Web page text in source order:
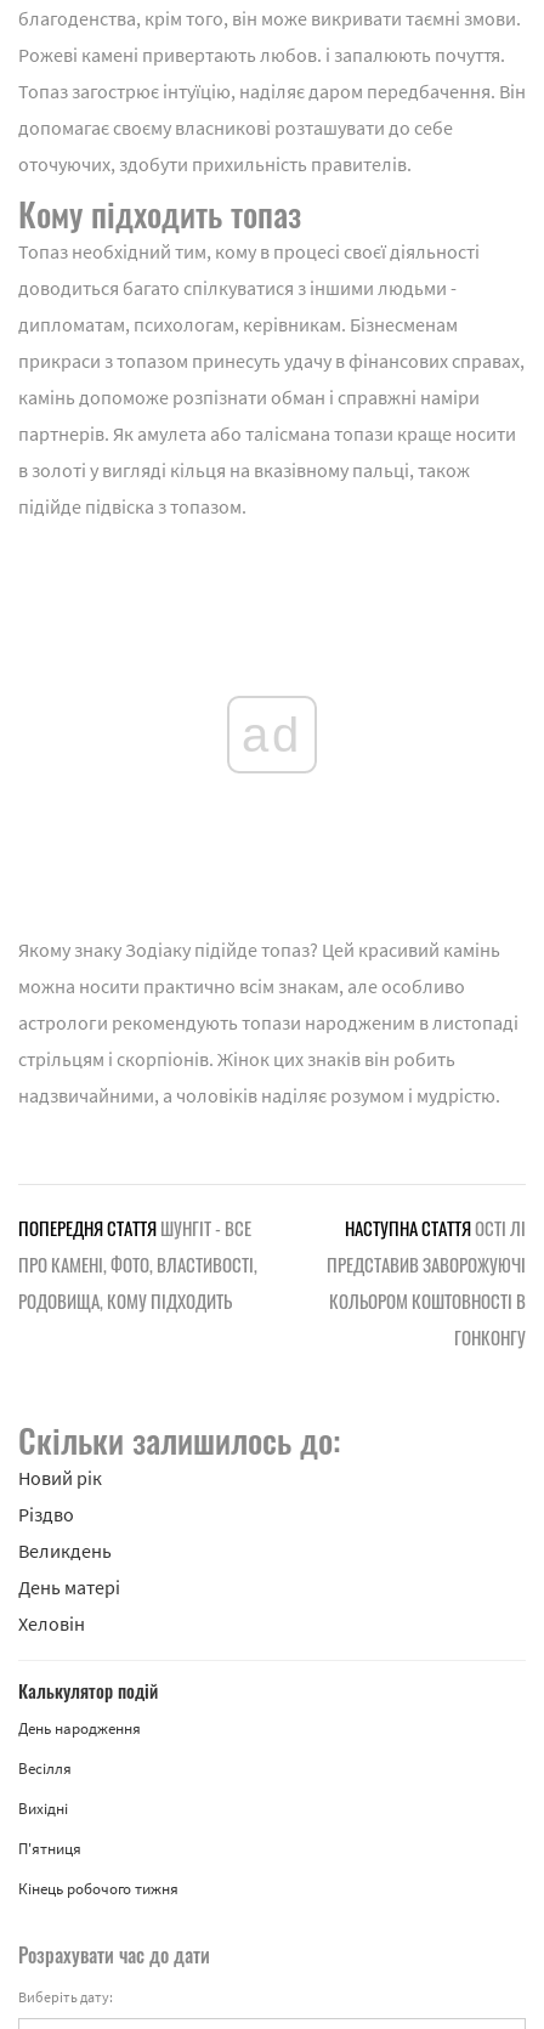
благоденства, крім того, він може викривати таємні змови.
Рожеві камені привертають любов. і запалюють почуття.
Топаз загострює інтуїцію, наділяє даром передбачення. Він
допомагає своєму власникові розташувати до себе
оточуючих, здобути прихильність правителів.
Кому підходить топаз
Топаз необхідний тим, кому в процесі своєї діяльності
доводиться багато спілкуватися з іншими людьми -
дипломатам, психологам, керівникам. Бізнесменам
прикраси з топазом принесуть удачу в фінансових справах,
камінь допоможе розпізнати обман і справжні наміри
партнерів. Як амулета або талісмана топази краще носити
в золоті у вигляді кільця на вказівному пальці, також
підійде підвіска з топазом.
ad
Якому знаку Зодіаку підійде топаз? Цей красивий камінь
можна носити практично всім знакам, але особливо
астрологи рекомендують топази народженим в листопаді
стрільцям і скорпіонів. Жінок цих знаків він робить
надзвичайними, а чоловіків наділяє розумом і мудрістю.
ПОПЕРЕДНЯ СТАТТЯШУНГІТ - ВСЕ
ПРО КАМЕНІ, ФОТО, ВЛАСТИВОСТІ,
РОДОВИЩА, КОМУ ПІДХОДИТЬ
НАСТУПНА СТАТТЯОСТІ ЛІ
ПРЕДСТАВИВ ЗАВОРОЖУЮЧІ
КОЛЬОРОМ КОШТОВНОСТІ В
ГОНКОНГУ
Скільки залишилось до:
Новий рік
Різдво
Великдень
День матері
Хеловін
Калькулятор подій
День народження
Весілля
Вихідні
П'ятниця
Кінець робочого тижня
Розрахувати час до дати
Виберіть дату: